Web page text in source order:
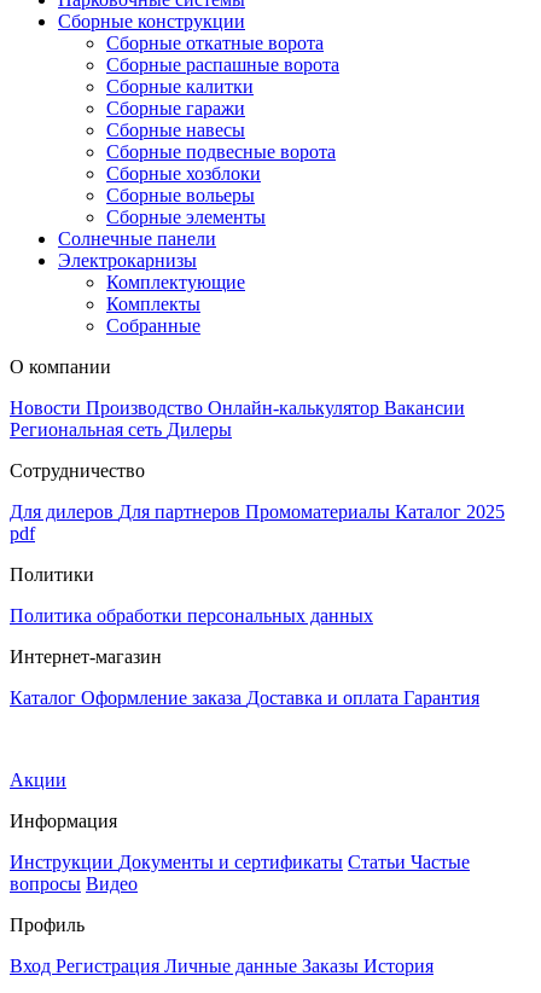
Сборные конструкции
Сборные откатные ворота
Сборные распашные ворота
Сборные калитки
Сборные гаражи
Сборные навесы
Сборные подвесные ворота
Сборные хозблоки
Сборные вольеры
Сборные элементы
Солнечные панели
Электрокарнизы
Комплектующие
Комплекты
Собранные
О компании
Новости Производство Онлайн-калькулятор Вакансии
Региональная сеть Дилеры
Сотрудничество
Для дилеров Для партнеров Промоматериалы Каталог 2025
pdf
Политики
Политика обработки персональных данных
Интернет-магазин
Каталог Оформление заказа Доставка и оплата Гарантия
Акции
Информация
Инструкции Документы и сертификаты Статьи Частые
вопросы Видео
Профиль
Вход Регистрация Личные данные Заказы История